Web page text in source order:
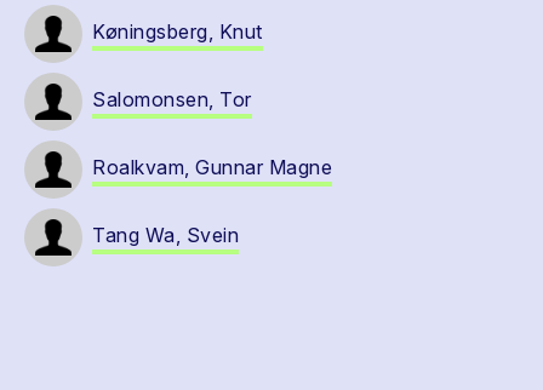
Køningsberg, Knut
Salomonsen, Tor
Roalkvam, Gunnar Magne
Tang Wa, Svein